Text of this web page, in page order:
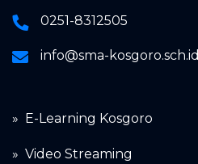
0251-8312505
info@sma-kosgoro.sch.id
» E-Learning Kosgoro
» Video Streaming